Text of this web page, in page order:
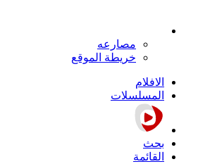
مصارعه
خريطة الموقع
الافلام
المسلسلات
بحث
القائمة